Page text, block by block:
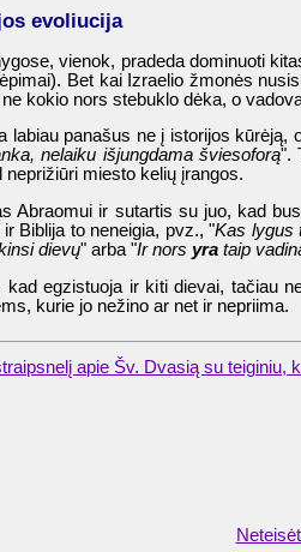
evoliucija
vienok, pradeda dominuoti
Bet kai Izraelio žmonės
kokio nors stebuklo dėka, o
labiau panašus ne į istorijos
nelaiku išjungdama šviesoforą".
miesto kelių įrangos.
Abraomui ir sutartis su juo, kad
Biblija to neneigia, pvz., "Kas lygus
dievų" arba "Ir nors yra taip
kad egzistuoja ir kiti dievai, tačiau
kurie jo nežino ar net ir nepriima.
apie Šv. Dvasią su teiginiu,